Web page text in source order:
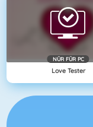
NÜR FÜR PC
Love Tester